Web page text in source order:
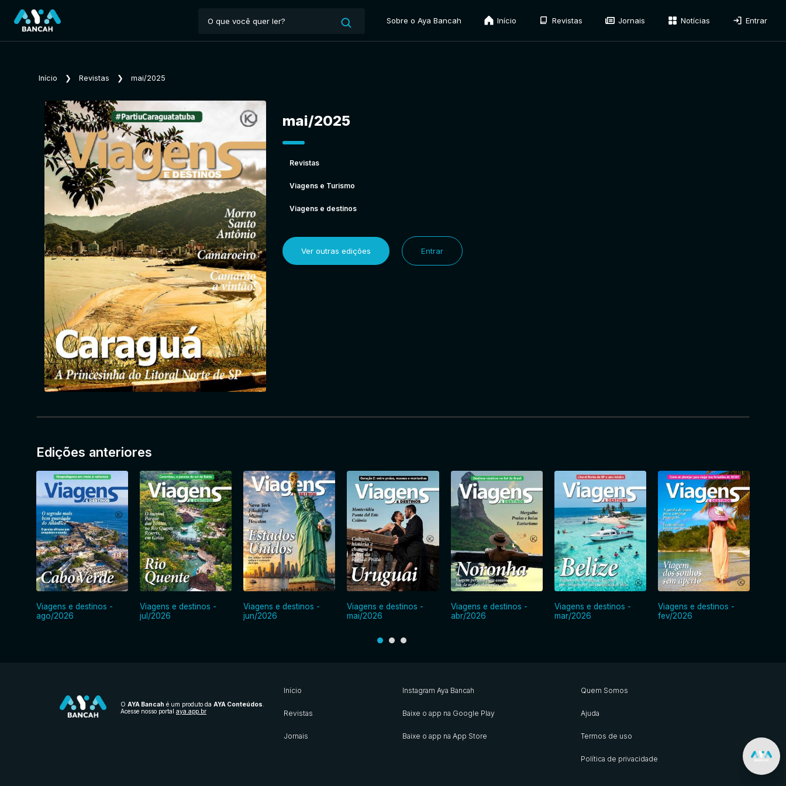
Sobre o Aya Bancah Início Revistas Jornais Notícias Entrar
Início ❯ Revistas ❯ mai/2025
mai/2025
Revistas
Viagens e Turismo
Viagens e destinos
Ver outras edições Entrar
Edições anteriores
Viagens e destinos -
ago/2026
Viagens e destinos -
jul/2026
Viagens e destinos -
jun/2026
Viagens e destinos -
mai/2026
Viagens e destinos -
abr/2026
Viagens e destinos -
mar/2026
Viagens e destinos -
fev/2026
O AYA Bancah é um produto da AYA Conteúdos
Acesse nosso portal aya.app.br
Início
Revistas
Jornais
Instagram Aya Bancah
Baixe o app na Google Play
Baixe o app na App Store
Quem Somos
Ajuda
Termos de uso
Política de privacidade